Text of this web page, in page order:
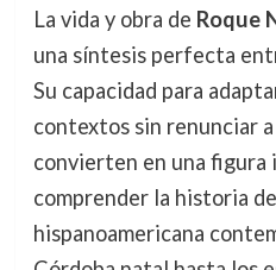
La vida y obra de Roque
una síntesis perfecta
Su capacidad para
contextos sin renunciar
convierten en una figura
comprender la historia
hispanoamericana